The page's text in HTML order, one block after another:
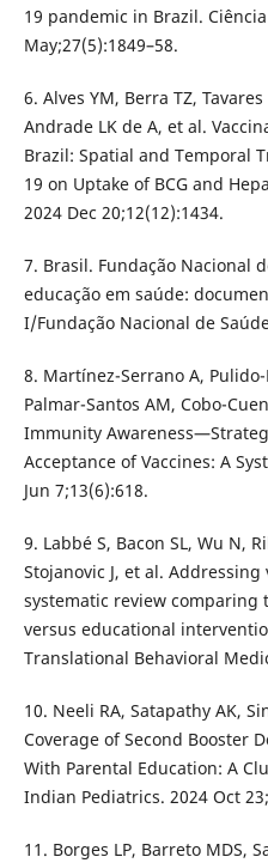
19 pandemic in Brazil.
May;27(5):1849–58.
6. Alves YM, Berra TZ,
Andrade LK de A, et al.
Brazil: Spatial and Temporal
19 on Uptake of BCG and
2024 Dec 20;12(12):1434.
7. Brasil. Fundação Nacional
educação em saúde:
I/Fundação Nacional de
8. Martínez-Serrano A,
Palmar-Santos AM, Cobo-
Immunity
Acceptance of Vaccines: A
Jun 7;13(6):618.
9. Labbé S, Bacon SL, Wu N,
Stojanovic J, et al.
systematic review comparing
versus educational
Translational Behavioral
10. Neeli RA, Satapathy AK,
Coverage of Second Booster
With Parental Education: A
Indian Pediatrics. 2024 Oct
11. Borges LP, Barreto MDS,